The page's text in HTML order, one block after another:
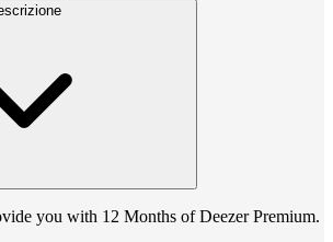
you with 12 Months of Deezer Premium.